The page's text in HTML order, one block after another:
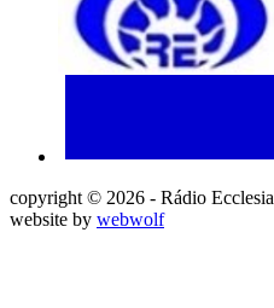
copyright © 2026 - Rádio Ecclesia
website by webwolf